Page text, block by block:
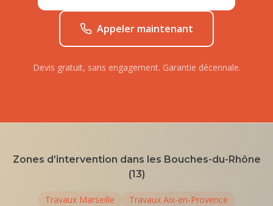
Appeler maintenant
Devis gratuit, sans engagement. Garantie décennale.
Zones d’intervention dans les Bouches-du-Rhône
(13)
Travaux Marseille Travaux Aix-en-Provence